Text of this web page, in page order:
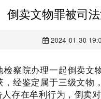
倒卖文物罪被司
2024-01-30
察院办理一起倒卖文
经鉴定属于三级文物
存在牟利行为，倒卖